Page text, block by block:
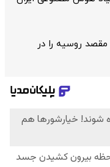
روسیه را در